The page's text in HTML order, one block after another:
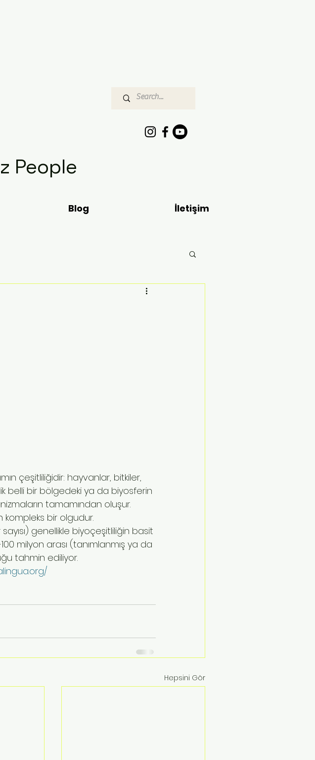
People
Blog İletişim
çeşitliliğidir: hayvanlar, bitkiler,
belli bir bölgedeki ya da biyosferin
tamamından oluşur.
kompleks bir olgudur.
genellikle biyoçeşitliliğin basit
milyon arası (tanımlanmış ya da
tahmin ediliyor.
Hepsini Gör